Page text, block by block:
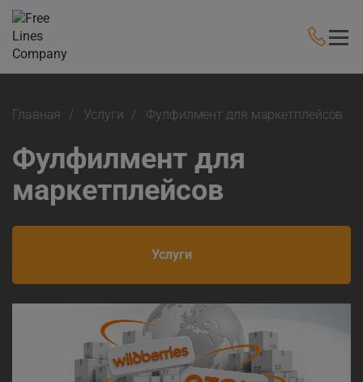
Главная Услуги Фулфилмент для маркетплейсов
Фулфилмент для
маркетплейсов
Услуги